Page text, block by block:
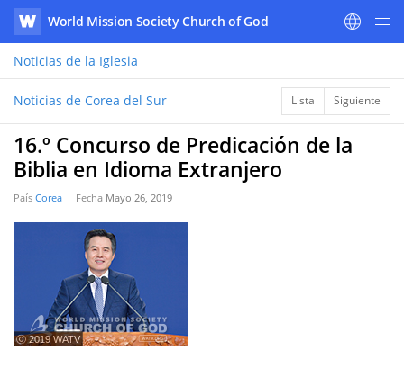
WATV
World Mission Society Church of God
Noticias de la Iglesia
Noticias de Corea del Sur Lista Siguiente
16.º Concurso de Predicación de la
Biblia en Idioma Extranjero
País Corea Fecha Mayo 26, 2019
ⓒ 2019 WATV